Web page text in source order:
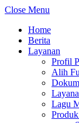
Close Menu
Home
Berita
Layanan
Profil
Alih
Lagu